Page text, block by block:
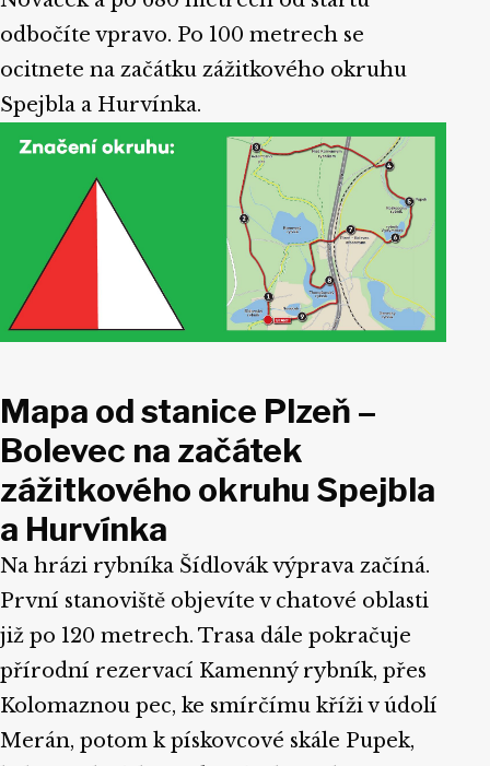
odbočíte vpravo. Po 100 metrech se
ocitnete na začátku zážitkového okruhu
Spejbla a Hurvínka.
Mapa od stanice Plzeň –
Bolevec na začátek
zážitkového okruhu Spejbla
a Hurvínka
Na hrázi rybníka Šídlovák výprava začíná.
První stanoviště objevíte v chatové oblasti
již po 120 metrech. Trasa dále pokračuje
přírodní rezervací Kamenný rybník, přes
Kolomaznou pec, ke smírčímu kříži v údolí
Merán, potom k pískovcové skále Pupek,